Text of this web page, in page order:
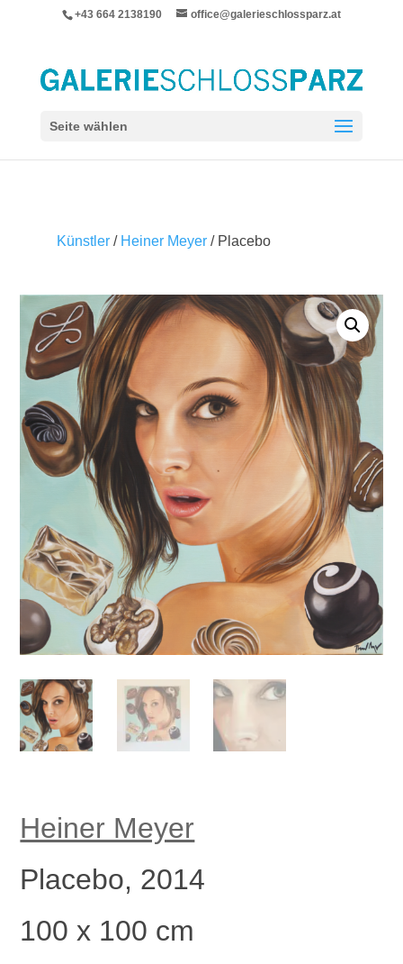
+43 664 2138190 office@galerieschlossparz.at
Seite wählen
Künstler/ Heiner Meyer/ Placebo
Heiner Meyer
Placebo, 2014
100 x 100 cm